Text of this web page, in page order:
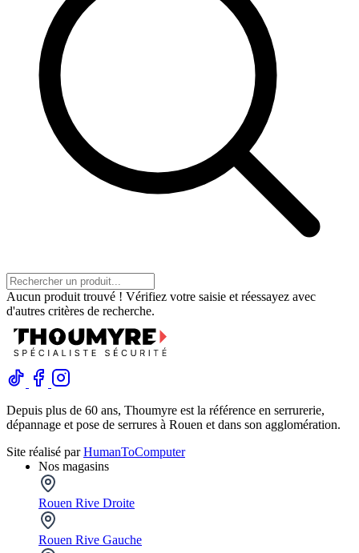
Aucun produit trouvé ! Vérifiez votre saisie et réessayez avec
d'autres critères de recherche.
Depuis plus de 60 ans, Thoumyre est la référence en serrurerie,
dépannage et pose de serrures à Rouen et dans son agglomération.
Site réalisé parHumanToComputer
Nos magasins
Rouen Rive Droite
Rouen Rive Gauche